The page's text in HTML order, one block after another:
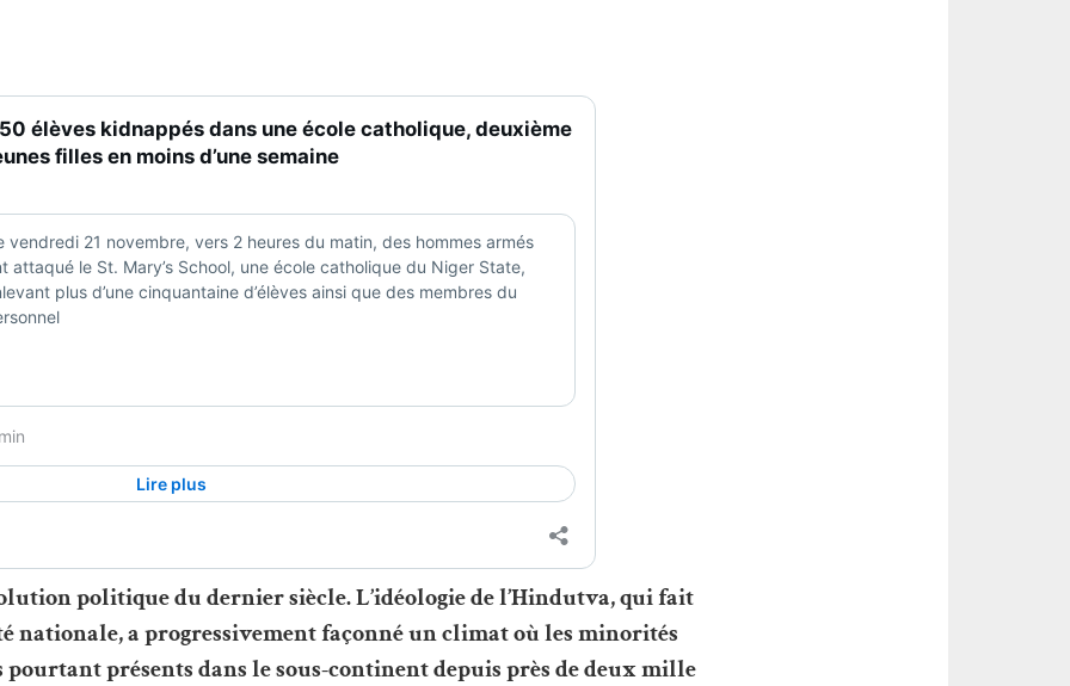
politique du dernier siècle. L’idéologie de l’Hindutva, qui fait
nationale, a progressivement façonné un climat où les minorités
présents dans le sous-continent depuis près de deux mille